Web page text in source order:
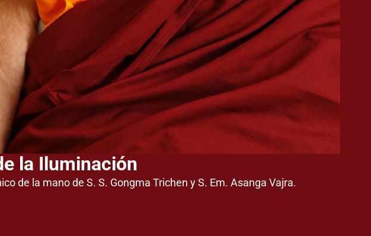
la Iluminación
de la mano de S. S. Gongma Trichen y S. Em. Asanga Vajra.